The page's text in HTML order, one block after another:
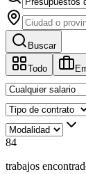
Buscar
Todo
84
trabajos